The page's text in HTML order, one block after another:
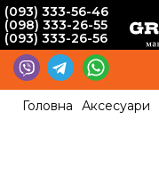
(093) 333-56-46
(098) 333-26-55
(093) 333-26-56
Головна Аксесуари